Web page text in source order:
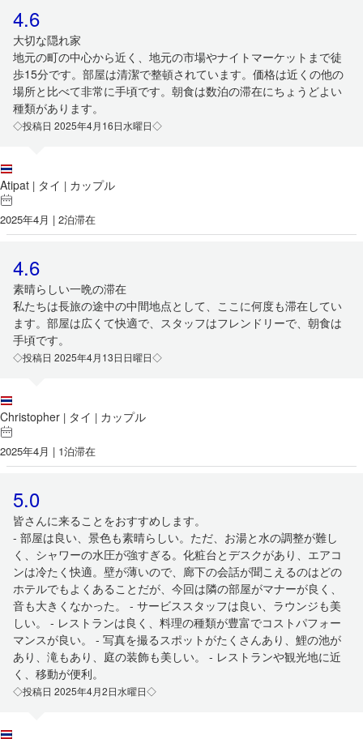
4.6
大切な隠れ家
地元の町の中心から近く、地元の市場やナイトマーケットまで徒
歩15分です。部屋は清潔で整頓されています。価格は近くの他の
場所と比べて非常に手頃です。朝食は数泊の滞在にちょうどよい
種類があります。
◇投稿日 2025年4月16日水曜日◇
Atipat | タイ | カップル
2025年4月 | 2泊滞在
4.6
素晴らしい一晩の滞在
私たちは長旅の途中の中間地点として、ここに何度も滞在してい
ます。部屋は広くて快適で、スタッフはフレンドリーで、朝食は
手頃です。
◇投稿日 2025年4月13日日曜日◇
Christopher | タイ | カップル
2025年4月 | 1泊滞在
5.0
皆さんに来ることをおすすめします。
- 部屋は良い、景色も素晴らしい。ただ、お湯と水の調整が難し
く、シャワーの水圧が強すぎる。化粧台とデスクがあり、エアコ
ンは冷たく快適。壁が薄いので、廊下の会話が聞こえるのはどの
ホテルでもよくあることだが、今回は隣の部屋がマナーが良く、
音も大きくなかった。 - サービススタッフは良い、ラウンジも美
しい。 - レストランは良く、料理の種類が豊富でコストパフォー
マンスが良い。 - 写真を撮るスポットがたくさんあり、鯉の池が
あり、滝もあり、庭の装飾も美しい。 - レストランや観光地に近
く、移動が便利。
◇投稿日 2025年4月2日水曜日◇